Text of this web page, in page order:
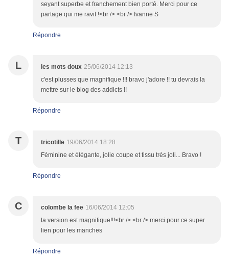
seyant superbe et franchement bien porté. Merci pour ce
partage qui me ravit !<br /> <br /> Ivanne S
Répondre
L les mots doux 25/06/2014 12:13
c'est plusses que magnifique !!! bravo j'adore !! tu devrais la
mettre sur le blog des addicts !!
Répondre
T tricotille 19/06/2014 18:28
Féminine et élégante, jolie coupe et tissu très joli... Bravo !
Répondre
C colombe la fee 16/06/2014 12:05
ta version est magnifique!!!<br /> <br /> merci pour ce super
lien pour les manches
Répondre